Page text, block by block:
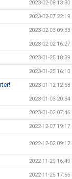
2023-02-08 13:30
2023-02-07 22:19
2023-02-03 09:33
2023-02-02 16:27
2023-01-25 18:39
2023-01-25 16:10
2023-01-12 12:58
2023-01-03 20:34
2023-01-02 07:46
2022-12-07 19:17
2022-12-02 09:12
2022-11-29 16:49
2022-11-25 17:56